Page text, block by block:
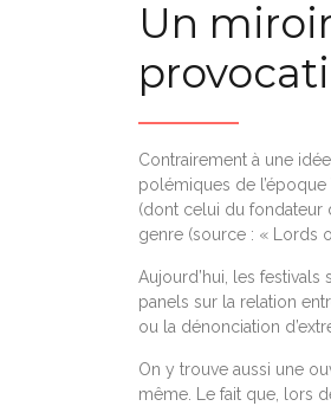
Un
Contrairement à une
polémiques de
(dont celui du fondateur
genre (source : « Lords
Aujourd’hui, les
panels sur la relation
ou la dénonciation
On y trouve aussi une
même. Le fait que, lors